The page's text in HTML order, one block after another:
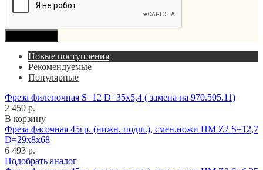
Новые поступления
Рекомендуемые
Популярные
Фреза филеночная S=12 D=35x5,4 ( замена на 970.505.11)
2 450 р.
В корзину
Фреза фасочная 45гр. (нижн. подш.), смен.ножи HM Z2 S=12,7
D=29x8x68
6 493 р.
Подобрать аналог